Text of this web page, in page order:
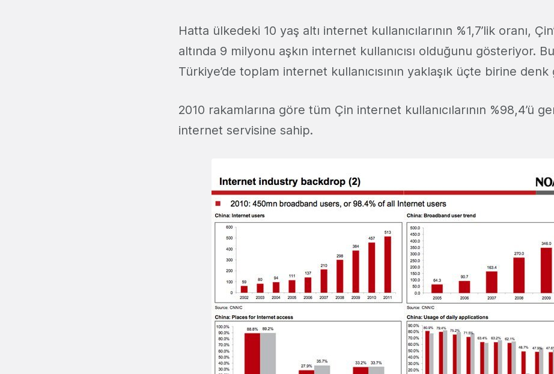
Hatta ülkedeki 10 yaş altı internet kullanıcılarının %1,7’lik oranı,
altında 9 milyonu aşkın internet kullanıcısı olduğunu gösteriyor.
Türkiye’de toplam internet kullanıcısının yaklaşık üçte birine
2010 rakamlarına göre tüm Çin internet kullanıcılarının %98,4’ü
internet servisine sahip.